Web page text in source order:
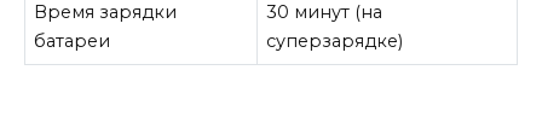
Время зарядки
батареи
30 минут (на
суперзарядке)